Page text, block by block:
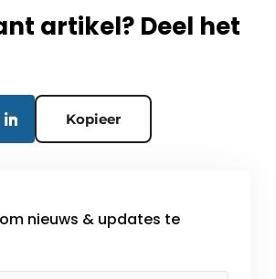
artikel? Deel het
Kopieer
nieuws & updates te